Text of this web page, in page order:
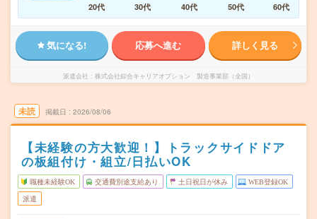
20代
30代 40代 50代 60代
気になる! 応募へ進む 詳しく見る
派遣会社 株式会社綜合キャリアオプション 製造事業部（全国）
未読 掲載日 2026/08/06
【未経験の方大歓迎！】トラックサイドドア
の板組付け・組立/日払いOK
職種未経験OK 交通費別途支給あり 土日祝日が休み WEB登録OK
派遣